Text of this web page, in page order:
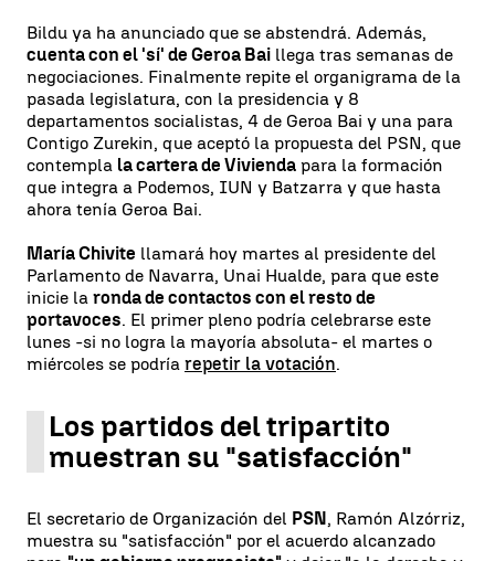
Bildu ya ha anunciado que se abstendrá. Además,
cuenta con el 'sí' de Geroa Bai llega tras semanas de
negociaciones. Finalmente repite el organigrama de la
pasada legislatura, con la presidencia y 8
departamentos socialistas, 4 de Geroa Bai y una para
Contigo Zurekin, que aceptó la propuesta del PSN, que
contempla la cartera de Vivienda para la formación
que integra a Podemos, IUN y Batzarra y que hasta
ahora tenía Geroa Bai.
María Chivite llamará hoy martes al presidente del
Parlamento de Navarra, Unai Hualde, para que este
inicie la ronda de contactos con el resto de
portavoces. El primer pleno podría celebrarse este
lunes -si no logra la mayoría absoluta- el martes o
miércoles se podría repetir la votación.
Los partidos del tripartito
muestran su "satisfacción"
El secretario de Organización del PSN, Ramón Alzórriz,
muestra su "satisfacción" por el acuerdo alcanzado